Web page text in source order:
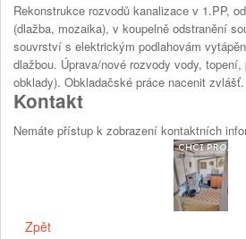
Rekonstrukce rozvodů kanalizace v 1.PP,
(dlažba, mozaika), v koupelně odstranění
souvrství s elektrickým podlahovám
dlažbou. Úprava/nové rozvody vody, topení,
obklady). Obkladačské práce nacenit
Kontakt
Nemáte přístup k zobrazení kontaktních
Zpět